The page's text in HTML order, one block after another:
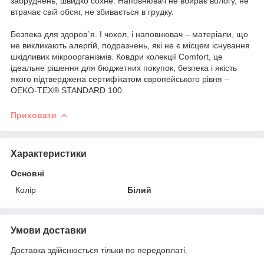
втрачає свій обсяг, не збивається в грудку.
Безпека для здоров`я. І чохол, і наповнювач – матеріали, що
не викликають алергій, подразнень, які не є місцем існування
шкідливих мікроорганізмів. Ковдри колекції Comfort, це
ідеальне рішення для бюджетних покупок, безпека і якість
якого підтверджена сертифікатом європейського рівня –
OEKO-TEX® STANDARD 100.
Приховати
Характеристики
Основні
Колір
Білий
Умови доставки
Доставка здійснюється тільки по передоплаті.